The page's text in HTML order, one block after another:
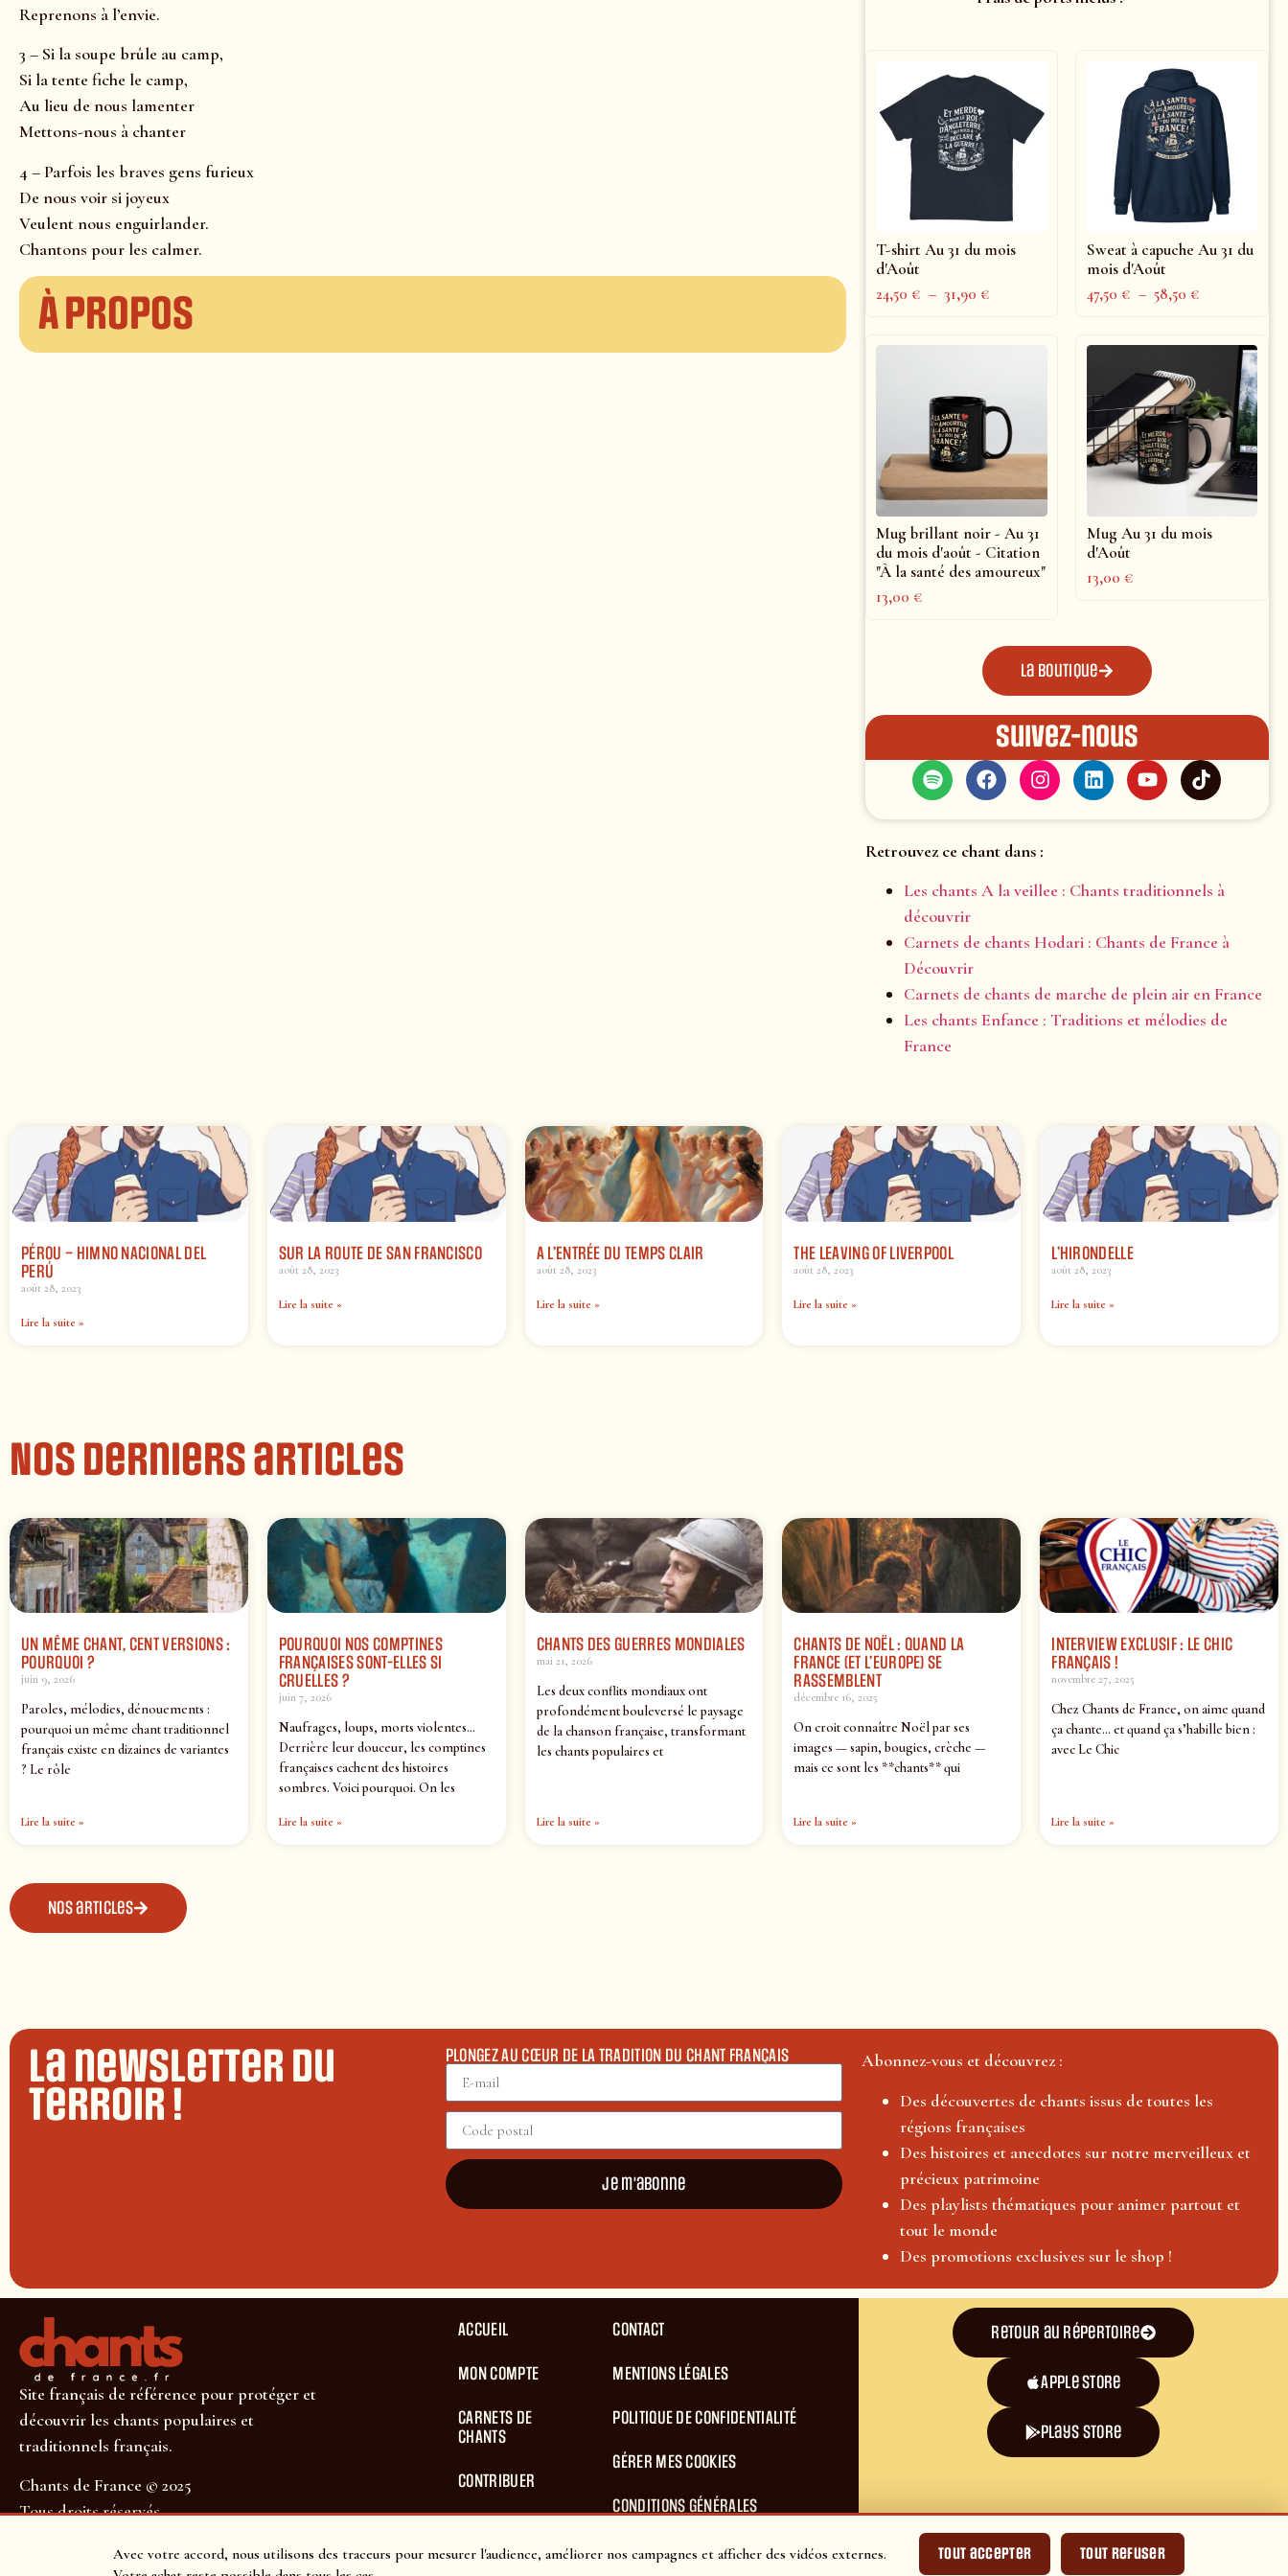
Avec votre accord, nous utilisons des traceurs pour mesurer l'audience, améliorer nos campagnes et afficher des vidéos externes.
Tout accepter Tout refuser
Reprenons à l’envie.
3 – Si la soupe brûle au camp,
Si la tente fiche le camp,
Au lieu de nous lamenter
Mettons-nous à chanter
4 – Parfois les braves gens furieux
De nous voir si joyeux
Veulent nous enguirlander.
Chantons pour les calmer.
À propos
T-shirt Au 31 du mois
d'Août
24,50€ – 31,90€
Sweat à capuche Au 31 du
mois d'Août
47,50€ – 58,50€
Mug brillant noir - Au 31
du mois d'août - Citation
"À la santé des amoureux"
13,00€
Mug Au 31 du mois
d'Août
13,00€
La boutique
Suivez-nous
Retrouvez ce chant dans :
Les chants A la veillee : Chants traditionnels à
découvrir
Carnets de chants Hodari : Chants de France à
Découvrir
Carnets de chants de marche de plein air en France
Les chants Enfance : Traditions et mélodies de
France
PÉROU – HIMNO NACIONAL DEL
PERÚ
août 28, 2023
Lire la suite »
SUR LA ROUTE DE SAN FRANCISCO
août 28, 2023
Lire la suite »
A L’ENTRÉE DU TEMPS CLAIR
août 28, 2023
Lire la suite »
THE LEAVING OF LIVERPOOL
août 28, 2023
Lire la suite »
L’HIRONDELLE
août 28, 2023
Lire la suite »
Nos derniers articles
UN MÊME CHANT, CENT VERSIONS :
POURQUOI ?
juin 9, 2026
Paroles, mélodies, dénouements :
pourquoi un même chant traditionnel
français existe en dizaines de variantes
? Le rôle
Lire la suite »
POURQUOI NOS COMPTINES
FRANÇAISES SONT-ELLES SI
CRUELLES ?
juin 7, 2026
Naufrages, loups, morts violentes…
Derrière leur douceur, les comptines
françaises cachent des histoires
sombres. Voici pourquoi. On les
Lire la suite »
CHANTS DES GUERRES MONDIALES
mai 21, 2026
Les deux conflits mondiaux ont
profondément bouleversé le paysage
de la chanson française, transformant
les chants populaires et
Lire la suite »
CHANTS DE NOËL : QUAND LA
FRANCE (ET L’EUROPE) SE
RASSEMBLENT
décembre 16, 2025
On croit connaître Noël par ses
images — sapin, bougies, crèche —
mais ce sont les **chants** qui
Lire la suite »
INTERVIEW EXCLUSIF : LE CHIC
FRANÇAIS !
novembre 27, 2025
Chez Chants de France, on aime quand
ça chante… et quand ça s’habille bien :
avec Le Chic
Lire la suite »
Nos articles
La newsletter du
terroir !
PLONGEZ AU CŒUR DE LA TRADITION DU CHANT FRANÇAIS
Je m'abonne
Abonnez-vous et découvrez :
Des découvertes de chants issus de toutes les
régions françaises
Des histoires et anecdotes sur notre merveilleux et
précieux patrimoine
Des playlists thématiques pour animer partout et
tout le monde
Des promotions exclusives sur le shop !
Site français de référence pour protéger et
découvrir les chants populaires et
traditionnels français.
Chants de France © 2025
Tous droits réservés
SUIVEZ-NOUS POUR NE RIEN MANQUER !
ACCUEIL
MON COMPTE
CARNETS DE
CHANTS
CONTRIBUER
CONTACT
MENTIONS LÉGALES
POLITIQUE DE CONFIDENTIALITÉ
GÉRER MES COOKIES
CONDITIONS GÉNÉRALES
CONDITIONS GÉNÉRALES DE VENTES
Retour au répertoire
Apple Store
plays store